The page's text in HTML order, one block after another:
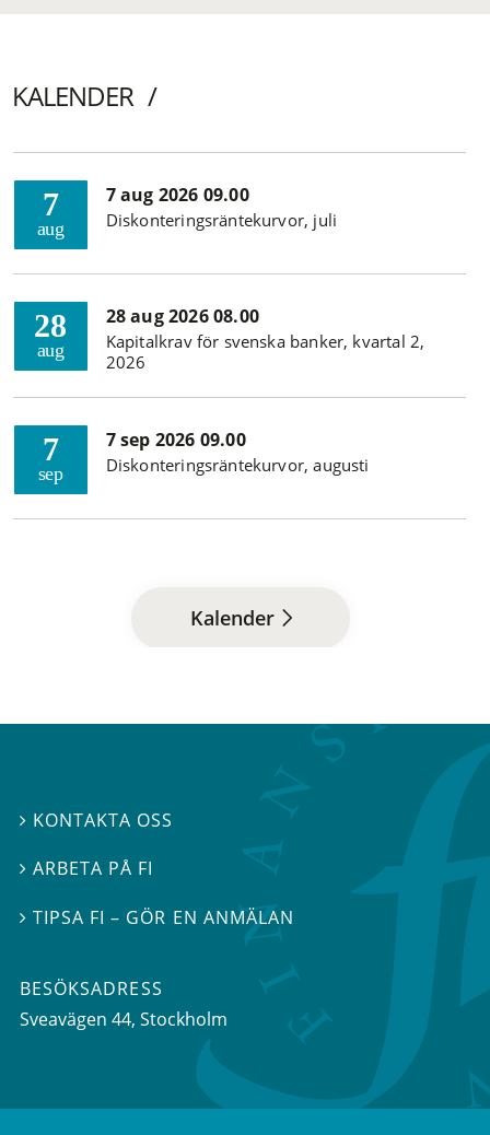
KALENDER
7
aug
7 aug 2026 09.00
Diskonteringsräntekurvor, juli
28
aug
28 aug 2026 08.00
Kapitalkrav för svenska banker, kvartal 2,
2026
7
sep
7 sep 2026 09.00
Diskonteringsräntekurvor, augusti
Kalender
 KONTAKTA OSS
ARBETA PÅ FI
TIPSA FI – GÖR EN ANMÄLAN
BESÖKSADRESS
Sveavägen 44, Stockholm